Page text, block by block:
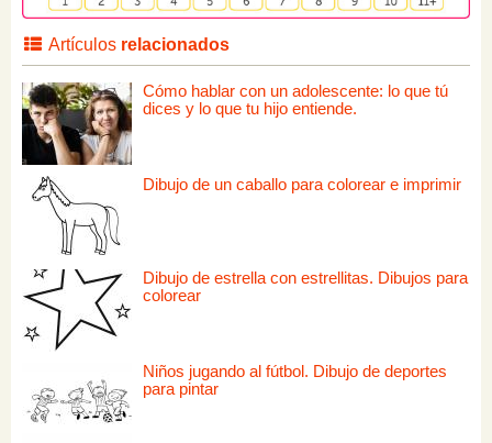
Artículos relacionados
Cómo hablar con un adolescente: lo que tú
dices y lo que tu hijo entiende.
Dibujo de un caballo para colorear e imprimir
Dibujo de estrella con estrellitas. Dibujos para
colorear
Niños jugando al fútbol. Dibujo de deportes
para pintar